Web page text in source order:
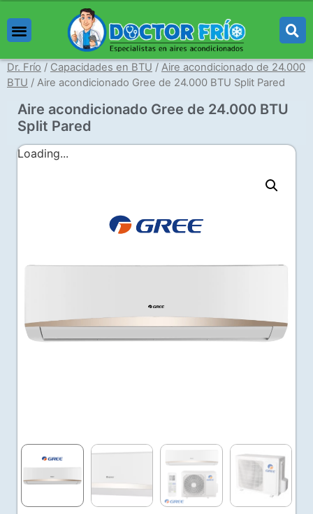
Dr. Frío / Capacidades en BTU / Aire acondicionado de 24.000
BTU / Aire acondicionado Gree de 24.000 BTU Split Pared
Aire acondicionado Gree de 24.000 BTU
Split Pared
Loading...